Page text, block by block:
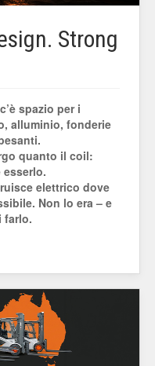
Strong
spazio per i
alluminio, fonderie
quanto il coil:
elettrico dove
Non lo era – e
farlo.